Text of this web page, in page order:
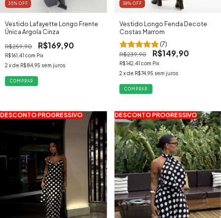
35% OFF
Vestido Lafayette Longo Frente
Única Argola Cinza
R$259,90 R$169,90
R$161,41 com Pix
2 x de R$84,95 sem juros
COMPRAR
38% OFF
Vestido Longo Fenda Decote
Costas Marrom
(7)
R$239,90 R$149,90
R$142,41 com Pix
2 x de R$74,95 sem juros
COMPRAR
DESCONTO PROGRESSIVO DESCONTO PROGRESSIVO